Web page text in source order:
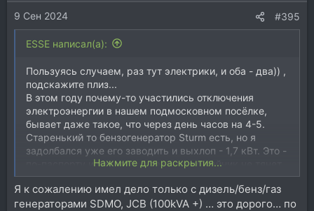
9 Сен 2024 #395
ESSE написал(а):
Пользуясь случаем, раз тут электрики, и оба - два)) ,
подскажите плиз...
В этом году почему-то участились отключения
электроэнергии в нашем подмосковном посёлке,
бывает даже такое, что через день часов на 4-5.
Старенький то бензогенератор Sturm есть, но я
задолбался уже его заводить и выхлоп - 1,7 кВт. Это -
по-паспорту и пиковая, а так - даже чайник не тянет.
Стоит ли смотреть бензогенераторы, коих на
маркетплейсах немерянно, 7,5 кВт мощности и ценой
около 50К? Больше по мощности и не надо.
Нажмите для раскрытия...
Я к сожалению имел дело только с дизель/бенз/газ
генераторами SDMO, JCB (100kVA +) … это дорого… по